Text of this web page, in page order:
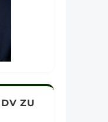
ZU